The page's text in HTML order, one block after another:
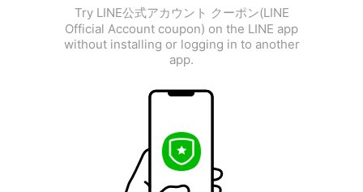
Try LINE公式アカウント クーポン(LINE
Official Account coupon) on the LINE app
without installing or logging in to another
app.